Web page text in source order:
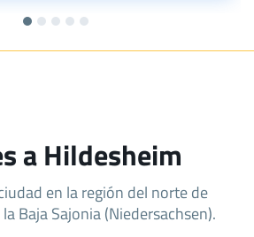
a Hildesheim
en la región del norte de
Baja Sajonia (Niedersachsen).